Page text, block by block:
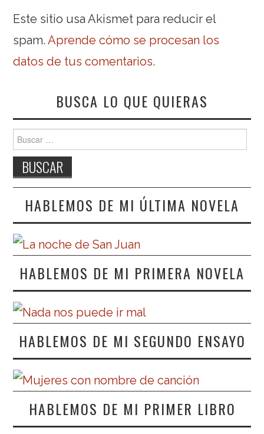
Este sitio usa Akismet para reducir el
spam.Aprende cómo se procesan los
datos de tus comentarios.
BUSCA LO QUE QUIERAS
Buscar:
HABLEMOS DE MI ÚLTIMA NOVELA
HABLEMOS DE MI PRIMERA NOVELA
HABLEMOS DE MI SEGUNDO ENSAYO
HABLEMOS DE MI PRIMER LIBRO